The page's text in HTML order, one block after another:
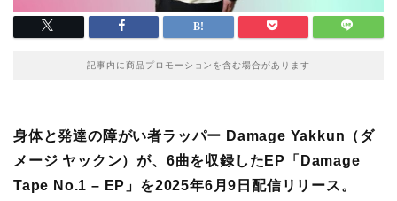
記事内に商品プロモーションを含む場合があります
身体と発達の障がい者ラッパー Damage Yakkun（ダ
メージ ヤックン）が、6曲を収録したEP「Damage
Tape No.1 – EP」を2025年6月9日配信リリース。